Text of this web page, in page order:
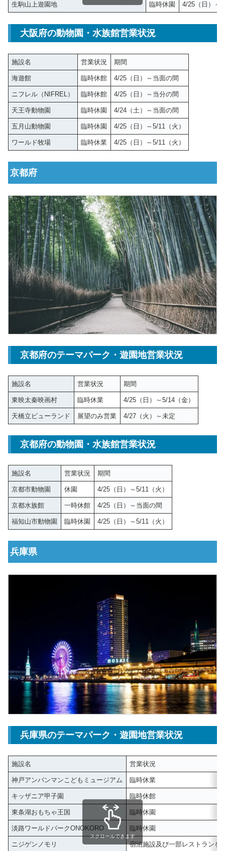
生駒山上遊園地 臨時休園 4/25（日）～
大阪府の動物園・水族館営業状況
施設名 営業状況 期間
海遊館 臨時休館 4/25（日）～当面の間
ニフレル（NIFREL） 臨時休館 4/25（日）～当分の間
天王寺動物園 臨時休園 4/24（土）～当面の間
五月山動物園 臨時休園 4/25（日）～5/11（火）
ワールド牧場 臨時休業 4/25（日）～5/11（火）
京都府
京都府のテーマパーク・遊園地営業状況
施設名 営業状況 期間
東映太秦映画村 臨時休業 4/25（日）～5/14（金）
天橋立ビューランド 展望のみ営業 4/27（火）～未定
京都府の動物園・水族館営業状況
施設名 営業状況 期間
京都市動物園 休園 4/25（日）～5/11（火）
京都水族館 一時休館 4/25（日）～当面の間
福知山市動物園 臨時休園 4/25（日）～5/11（火）
兵庫県
兵庫県のテーマパーク・遊園地営業状況
施設名 営業状況
神戸アンパンマンこどもミュージアム 臨時休業
キッザニア甲子園 臨時休館
東条湖おもちゃ王国 臨時休園
淡路ワールドパークONOKORO 臨時休園
ニジゲンノモリ 宿泊施設及び一部レストランを
スクロールできます